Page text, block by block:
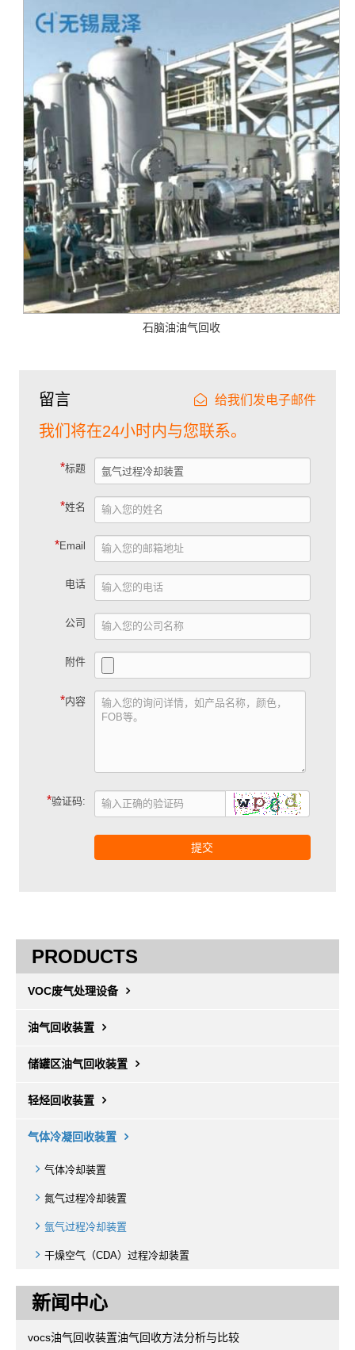
石脑油油气回收
留言 给我们发电子邮件
我们将在24小时内与您联系。
*标题
*姓名
*Email
电话
公司
附件
*内容
*验证码:
提交
PRODUCTS
VOC废气处理设备
油气回收装置
储罐区油气回收装置
轻烃回收装置
气体冷凝回收装置
气体冷却装置
氮气过程冷却装置
氩气过程冷却装置
干燥空气（CDA）过程冷却装置
新闻中心
vocs油气回收装置油气回收方法分析与比较